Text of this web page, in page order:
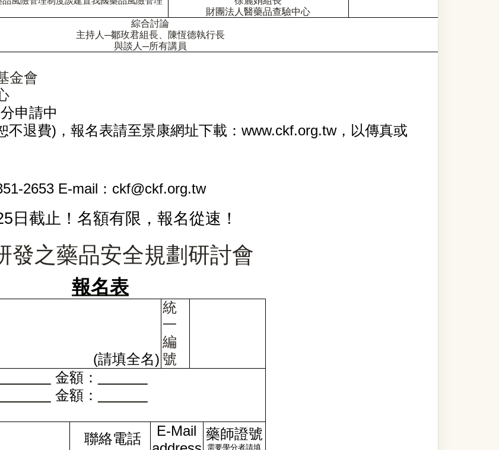
財團法人醫藥品查驗中心
綜合討論
主持人─鄒玫君組長、陳恆德執行長
與談人─所有講員
金會
申請中
不退費) ，報名表請至景康網址下載： www.ckf.org.tw，以傳真或
2653 E-mail ： ckf@ckf.org.tw
日 截止！名額有限，報名從速！
發之藥品安全規劃研討會
報名表
(請填全名)
統
一
編
號
金額：
金額：
聯絡電話
E-Mail
藥師證號
需要學分者請填